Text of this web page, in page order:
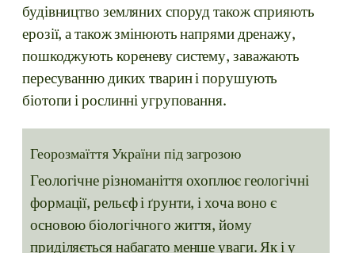
будівництво земляних споруд також сприяють
ерозії, а також змінюють напрями дренажу,
пошкоджують кореневу систему, заважають
пересуванню диких тварин і порушують
біотопи і рослинні угруповання.
Георозмаїття України під загрозою
Геологічне різноманіття охоплює геологічні
формації, рельєф і ґрунти, і хоча воно є
основою біологічного життя, йому
приділяється набагато менше уваги. Як і у